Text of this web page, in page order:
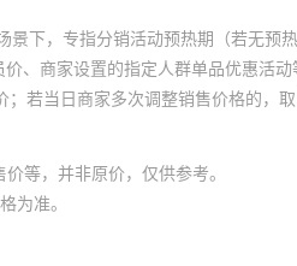
下，专指分销活动预热期（若无预
、商家设置的指定人群单品优惠活
若当日商家多次调整销售价格的，取
等，并非原价，仅供参考。
为准。